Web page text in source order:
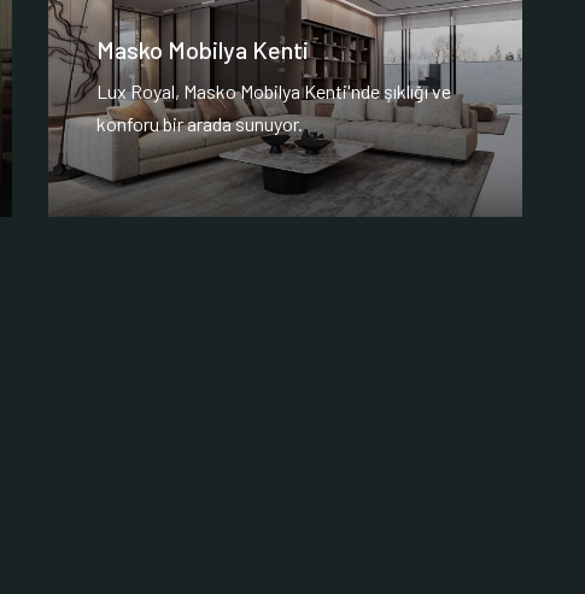
Masko Mobilya Kenti
Lux Royal, Masko Mobilya Kenti'nde şıklığı ve
konforu bir arada sunuyor.